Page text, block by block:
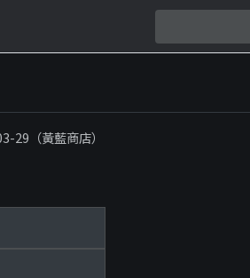
29（黃藍商店）